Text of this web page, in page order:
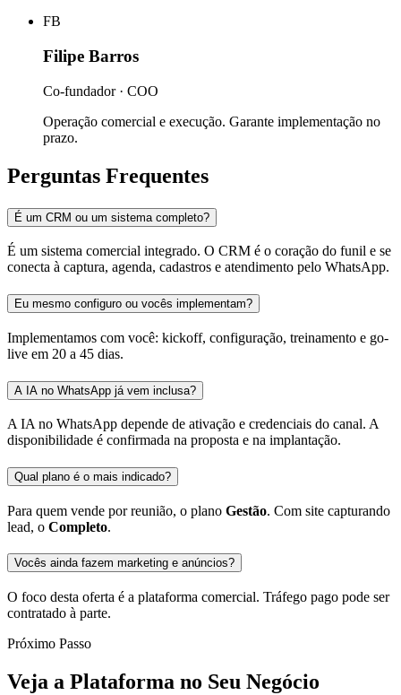
FB
Filipe Barros
Co-fundador · COO
Operação comercial e execução. Garante implementação no
prazo.
Perguntas Frequentes
É um CRM ou um sistema completo?
É um sistema comercial integrado. O CRM é o coração do funil e se
conecta à captura, agenda, cadastros e atendimento pelo WhatsApp.
Eu mesmo configuro ou vocês implementam?
Implementamos com você: kickoff, configuração, treinamento e go-
live em 20 a 45 dias.
A IA no WhatsApp já vem inclusa?
A IA no WhatsApp depende de ativação e credenciais do canal. A
disponibilidade é confirmada na proposta e na implantação.
Qual plano é o mais indicado?
Para quem vende por reunião, o plano Gestão. Com site capturando
lead, o Completo.
Vocês ainda fazem marketing e anúncios?
O foco desta oferta é a plataforma comercial. Tráfego pago pode ser
contratado à parte.
Próximo Passo
Veja a Plataforma no Seu Negócio